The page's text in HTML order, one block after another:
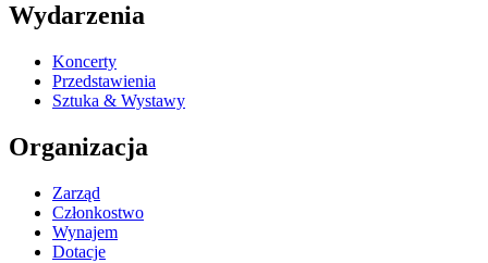
Wydarzenia
Koncerty
Przedstawienia
Sztuka & Wystawy
Organizacja
Zarząd
Członkostwo
Wynajem
Dotacje